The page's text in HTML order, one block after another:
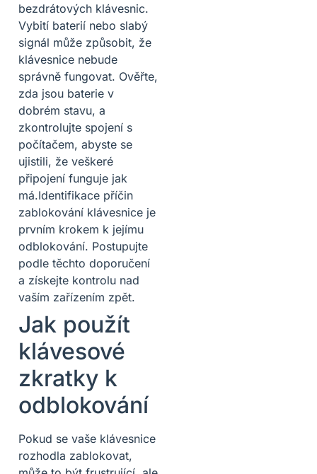
bezdrátových klávesnic.
Vybití baterií nebo slabý
signál může způsobit, že
klávesnice nebude
správně fungovat. Ověřte,
zda jsou baterie v
dobrém stavu, a
zkontrolujte spojení s
počítačem, abyste se
ujistili, že veškeré
připojení funguje jak
má.Identifikace příčin
zablokování klávesnice je
prvním krokem k jejímu
odblokování. Postupujte
podle těchto doporučení
a získejte kontrolu nad
vaším zařízením zpět.
Jak použít
klávesové
zkratky k
odblokování
Pokud se vaše klávesnice
rozhodla zablokovat,